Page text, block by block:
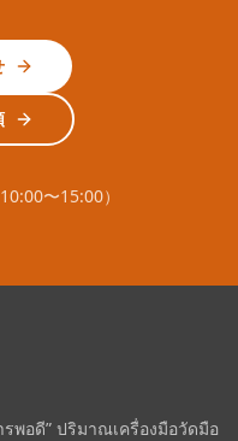
〜15:00）
รพอดี” ปริมาณเครื่องมือวัดมือ